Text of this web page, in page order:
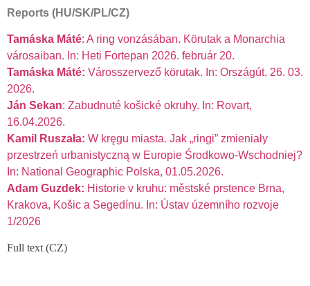
Reports (HU/SK/PL/CZ)
Tamáska Máté: A ring vonzásában. Körutak a Monarchia
városaiban. In: Heti Fortepan 2026. február 20.
Tamáska Máté: Városszervező körutak. In: Országút, 26. 03.
2026.
Ján Sekan: Zabudnuté košické okruhy. In: Rovart,
16.04.2026.
Kamil Ruszała: W kręgu miasta. Jak „ringi” zmieniały
przestrzeń urbanistyczną w Europie Środkowo-Wschodniej?
In: National Geographic Polska, 01.05.2026.
Adam Guzdek: Historie v kruhu: městské prstence Brna,
Krakova, Košic a Segedínu. In: Ústav územního rozvoje
1/2026
Full text (CZ)